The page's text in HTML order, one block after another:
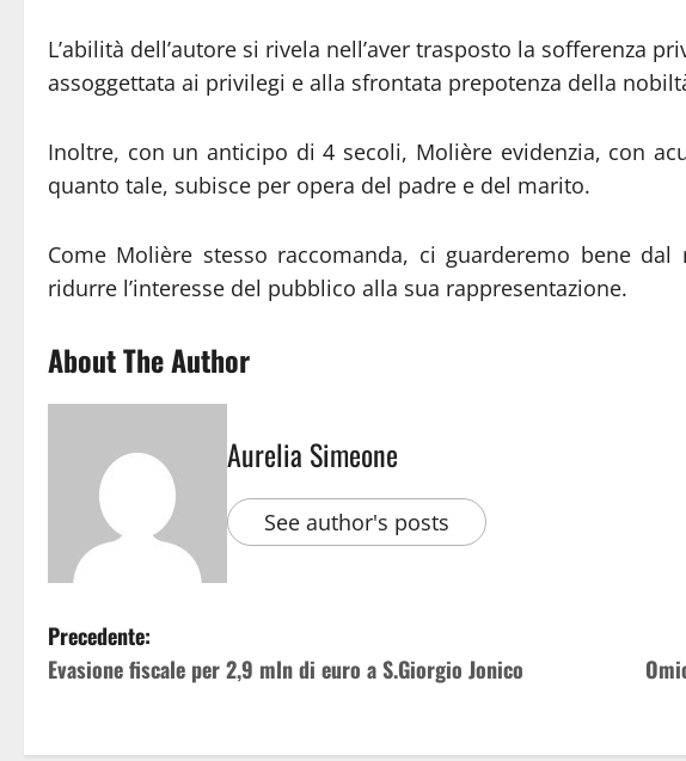
L’abilità dell’autore si rivela nell’aver trasposto la sofferenza
assoggettata ai privilegi e alla sfrontata prepotenza della
Inoltre, con un anticipo di 4 secoli, Molière evidenzia, con
quanto tale, subisce per opera del padre e del marito.
Come Molière stesso raccomanda, ci guarderemo bene
ridurre l’interesse del pubblico alla sua rappresentazione.
About The Author
Aurelia Simeone
See author's posts
Precedente:
Evasione fiscale per 2,9 mln di euro a S.Giorgio Jonico